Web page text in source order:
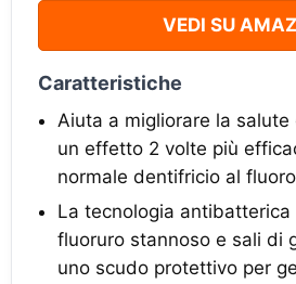
VEDI SU
Caratteristiche
Aiuta a migliorare la salute
un effetto 2 volte più
normale dentifricio al fluoro
La tecnologia antibatterica
fluoruro stannoso e sali di
uno scudo protettivo per